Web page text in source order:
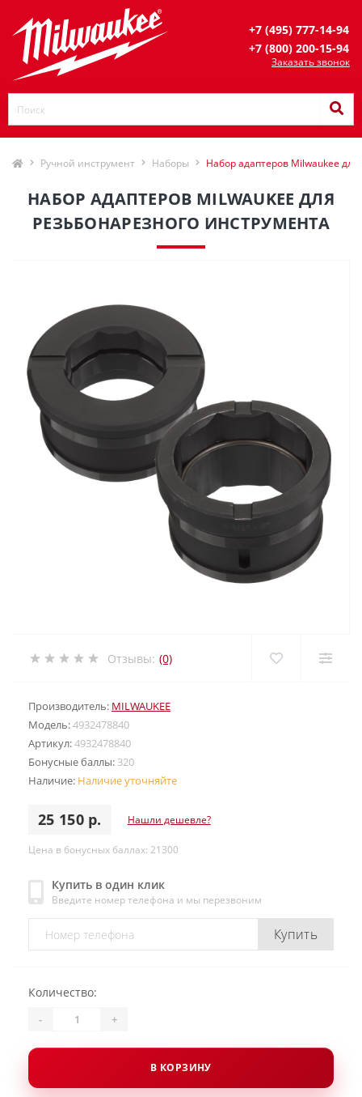
+7 (495) 777-14-94
+7 (800) 200-15-94
Заказать звонок
Ручной инструмент Наборы Набор адаптеров Milwaukee
НАБОР АДАПТЕРОВ MILWAUKEE ДЛЯ
РЕЗЬБОНАРЕЗНОГО ИНСТРУМЕНТА
Отзывы: (0)
Производитель: MILWAUKEE
Модель:4932478840
Артикул:4932478840
Бонусные баллы: 320
Наличие: Наличие уточняйте
25 150 р. Нашли дешевле?
Цена в бонусных баллах: 21300
Купить в один клик
Введите номер телефона и мы перезвоним
Купить
Количество:
- +
В КОРЗИНУ